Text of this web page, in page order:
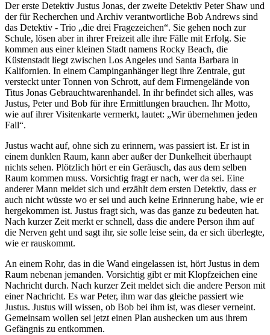
Der erste Detektiv Justus Jonas, der zweite Detektiv Peter Shaw und
der für Recherchen und Archiv verantwortliche Bob Andrews sind
das Detektiv - Trio „die drei Fragezeichen“. Sie gehen noch zur
Schule, lösen aber in ihrer Freizeit alle ihre Fälle mit Erfolg. Sie
kommen aus einer kleinen Stadt namens Rocky Beach, die
Küstenstadt liegt zwischen Los Angeles und Santa Barbara in
Kalifornien. In einem Campinganhänger liegt ihre Zentrale, gut
versteckt unter Tonnen von Schrott, auf dem Firmengelände von
Titus Jonas Gebrauchtwarenhandel. In ihr befindet sich alles, was
Justus, Peter und Bob für ihre Ermittlungen brauchen. Ihr Motto,
wie auf ihrer Visitenkarte vermerkt, lautet: „Wir übernehmen jeden
Fall“.
Justus wacht auf, ohne sich zu erinnern, was passiert ist. Er ist in
einem dunklen Raum, kann aber außer der Dunkelheit überhaupt
nichts sehen. Plötzlich hört er ein Geräusch, das aus dem selben
Raum kommen muss. Vorsichtig fragt er nach, wer da sei. Eine
anderer Mann meldet sich und erzählt dem ersten Detektiv, dass er
auch nicht wüsste wo er sei und auch keine Erinnerung habe, wie er
hergekommen ist. Justus fragt sich, was das ganze zu bedeuten hat.
Nach kurzer Zeit merkt er schnell, dass die andere Person ihm auf
die Nerven geht und sagt ihr, sie solle leise sein, da er sich überlegte,
wie er rauskommt.
An einem Rohr, das in die Wand eingelassen ist, hört Justus in dem
Raum nebenan jemanden. Vorsichtig gibt er mit Klopfzeichen eine
Nachricht durch. Nach kurzer Zeit meldet sich die andere Person mit
einer Nachricht. Es war Peter, ihm war das gleiche passiert wie
Justus. Justus will wissen, ob Bob bei ihm ist, was dieser verneint.
Gemeinsam wollen sei jetzt einen Plan aushecken um aus ihrem
Gefängnis zu entkommen.